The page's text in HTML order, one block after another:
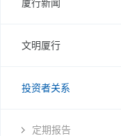
厦行新闻
文明厦行
投资者关系
定期报告